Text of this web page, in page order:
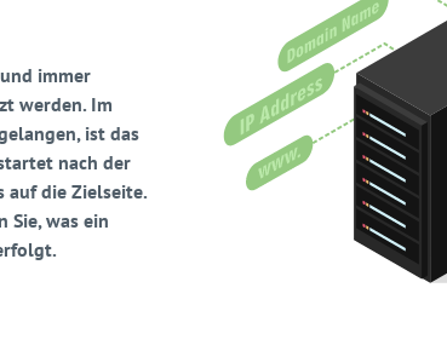
immer
werden. Im
ist das
nach der
auf die Zielseite.
Sie, was ein